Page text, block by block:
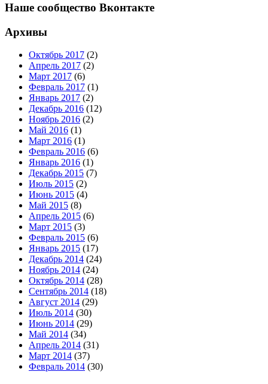
Наше сообщество Вконтакте
Архивы
Октябрь 2017 (2)
Апрель 2017 (2)
Март 2017 (6)
Февраль 2017 (1)
Январь 2017 (2)
Декабрь 2016 (12)
Ноябрь 2016 (2)
Май 2016 (1)
Март 2016 (1)
Февраль 2016 (6)
Январь 2016 (1)
Декабрь 2015 (7)
Июль 2015 (2)
Июнь 2015 (4)
Май 2015 (8)
Апрель 2015 (6)
Март 2015 (3)
Февраль 2015 (6)
Январь 2015 (17)
Декабрь 2014 (24)
Ноябрь 2014 (24)
Октябрь 2014 (28)
Сентябрь 2014 (18)
Август 2014 (29)
Июль 2014 (30)
Июнь 2014 (29)
Май 2014 (34)
Апрель 2014 (31)
Март 2014 (37)
Февраль 2014 (30)